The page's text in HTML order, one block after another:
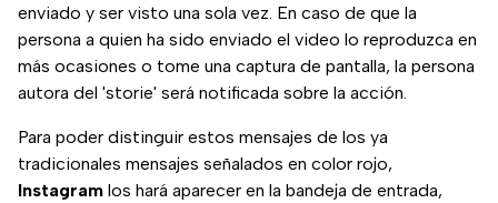
enviado y ser visto una sola vez. En caso de que la
persona a quien ha sido enviado el video lo reproduzca en
más ocasiones o tome una captura de pantalla, la persona
autora del 'storie' será notificada sobre la acción.
Para poder distinguir estos mensajes de los ya
tradicionales mensajes señalados en color rojo,
Instagram los hará aparecer en la bandeja de entrada,